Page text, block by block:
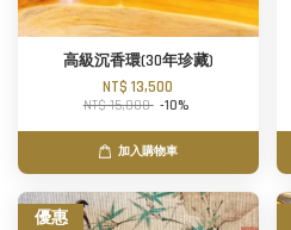
高級沉香環(30年珍藏)
NT$ 13,500
NT$ 15,000 -10%
加入購物車
優惠